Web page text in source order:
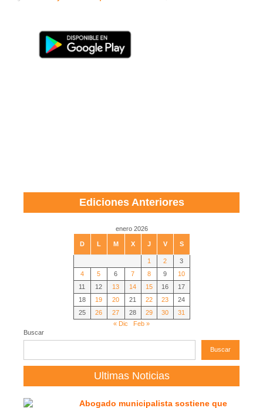
Ediciones Anteriores
enero 2026
D L M X J V S
1 2
3
4
5 6 7 8 9
10
11
12 13 14 15 16
17
18
19 20 21 22 23
24
25
26 27 28 29 30
31
« Dic
Feb »
Buscar
Buscar
Ultimas Noticias
Abogado municipalista sostiene que